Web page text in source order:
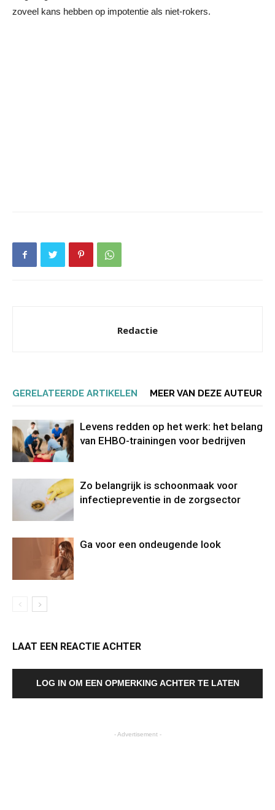
zoveel kans hebben op impotentie als niet-rokers.
Redactie
GERELATEERDE ARTIKELEN MEER VAN DEZE AUTEUR
Levens redden op het werk: het belang
van EHBO-trainingen voor bedrijven
Zo belangrijk is schoonmaak voor
infectiepreventie in de zorgsector
Ga voor een ondeugende look
LAAT EEN REACTIE ACHTER
LOG IN OM EEN OPMERKING ACHTER TE LATEN
- Advertisement -